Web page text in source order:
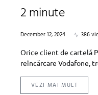
2 minute
December 12, 2024 386
Orice client de cartelă
reîncărcare Vodafone,
VEZI MAI MULT